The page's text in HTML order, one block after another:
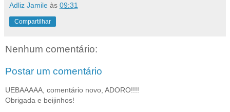
Adliz Jamile às 09:31
Compartilhar
Nenhum comentário:
Postar um comentário
UEBAAAAA, comentário novo, ADORO!!!!
Obrigada e beijinhos!